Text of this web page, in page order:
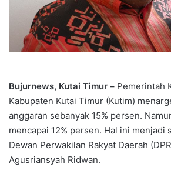
Bujurnews, Kutai Timur – Pemerintah
Kabupaten Kutai Timur (Kutim)
anggaran sebanyak 15% persen.
mencapai 12% persen. Hal ini menjadi
Dewan Perwakilan Rakyat Daerah
Agusriansyah Ridwan.